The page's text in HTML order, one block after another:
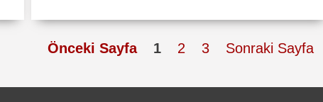
Önceki Sayfa 1 2 3 Sonraki Sayfa